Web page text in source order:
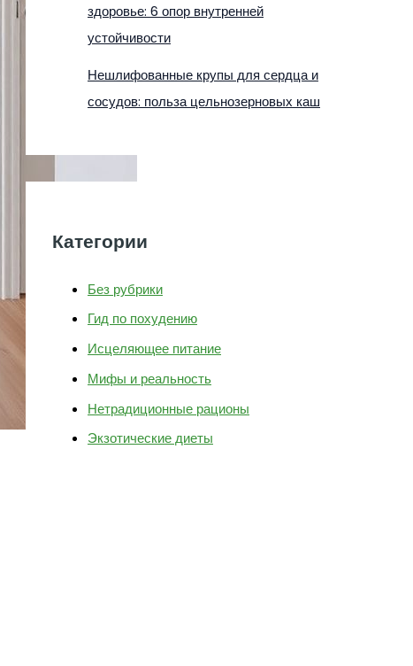
здоровье: 6 опор внутренней
устойчивости
Нешлифованные крупы для сердца и
сосудов: польза цельнозерновых каш
Категории
Без рубрики
Гид по похудению
Исцеляющее питание
Мифы и реальность
Нетрадиционные рационы
Экзотические диеты